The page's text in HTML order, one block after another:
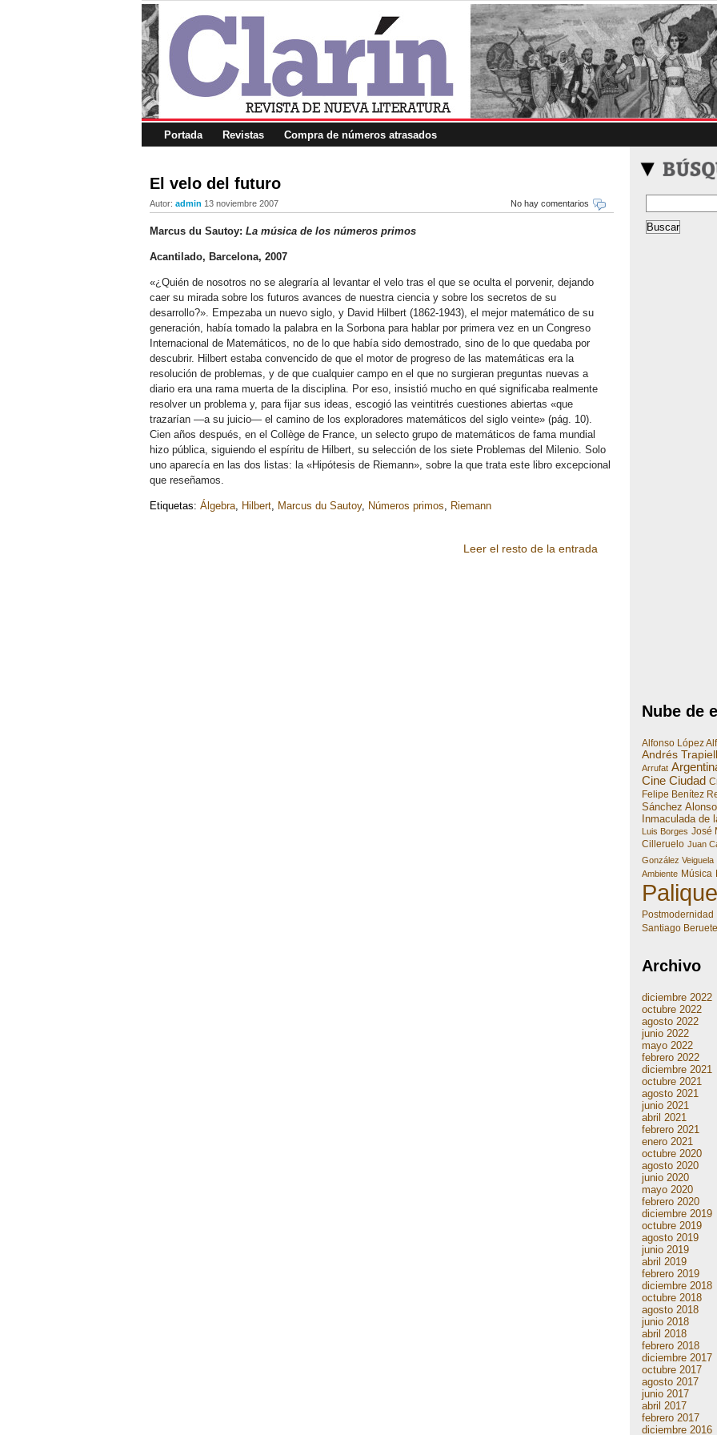
Portada Revistas Compra de números atrasados
El velo del futuro
No hay comentarios
Autor: admin 13 noviembre 2007
Marcus du Sautoy: La música de los números primos
Acantilado, Barcelona, 2007
«¿Quién de nosotros no se alegraría al levantar el velo tras el que se oculta el porvenir, dejando
caer su mirada sobre los futuros avances de nuestra ciencia y sobre los secretos de su
desarrollo?». Empezaba un nuevo siglo, y David Hilbert (1862-1943), el mejor matemático de su
generación, había tomado la palabra en la Sorbona para hablar por primera vez en un Congreso
Internacional de Matemáticos, no de lo que había sido demostrado, sino de lo que quedaba por
descubrir. Hilbert estaba convencido de que el motor de progreso de las matemáticas era la
resolución de problemas, y de que cualquier campo en el que no surgieran preguntas nuevas a
diario era una rama muerta de la disciplina. Por eso, insistió mucho en qué significaba realmente
resolver un problema y, para fijar sus ideas, escogió las veintitrés cuestiones abiertas «que
trazarían —a su juicio— el camino de los exploradores matemáticos del siglo veinte» (pág. 10).
Cien años después, en el Collège de France, un selecto grupo de matemáticos de fama mundial
hizo pública, siguiendo el espíritu de Hilbert, su selección de los siete Problemas del Milenio. Solo
uno aparecía en las dos listas: la «Hipótesis de Riemann», sobre la que trata este libro excepcional
que reseñamos.
Etiquetas: Álgebra Hilbert Marcus du Sautoy, Números primos Riemann
Leer el resto de la entrada
Nube de
Alfonso López
Andrés
Arrufat
Cine Ciudad
Felipe Benítez
Sánchez Alonso
Inmaculada de
Luis Borges José
Cilleruelo Juan
González Veiguela
Ambiente Música
Postmodernidad
Santiago Beruete
Archivo
diciembre 2022
octubre 2022
agosto 2022
junio 2022
mayo 2022
febrero 2022
diciembre 2021
octubre 2021
agosto 2021
junio 2021
abril 2021
febrero 2021
enero 2021
octubre 2020
agosto 2020
junio 2020
mayo 2020
febrero 2020
diciembre 2019
octubre 2019
agosto 2019
junio 2019
abril 2019
febrero 2019
diciembre 2018
octubre 2018
agosto 2018
junio 2018
abril 2018
febrero 2018
diciembre 2017
octubre 2017
agosto 2017
junio 2017
abril 2017
febrero 2017
diciembre 2016